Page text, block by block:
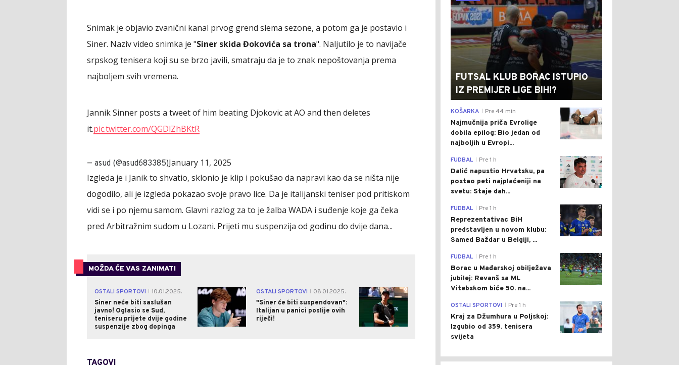
Snimak je objavio zvanični kanal prvog grend slema sezone, a potom ga je postavio i
Siner. Naziv video snimka je "Siner skida Đokovića sa trona". Naljutilo je to navijače
srpskog tenisera koji su se brzo javili, smatraju da je to znak nepoštovanja prema
najboljem svih vremena.
Jannik Sinner posts a tweet of him beating Djokovic at AO and then deletes
it.pic.twitter.com/QGDlZhBKtR
— asud (@asud683385)January 11, 2025
Izgleda je i Janik to shvatio, sklonio je klip i pokušao da napravi kao da se ništa nije
dogodilo, ali je izgleda pokazao svoje pravo lice. Da je italijanski teniser pod pritiskom
vidi se i po njemu samom. Glavni razlog za to je žalba WADA i suđenje koje ga čeka
pred Arbitražnim sudom u Lozani. Prijeti mu suspenzija od godinu do dvije dana...
MOŽDA ĆE VAS ZANIMATI
OSTALI SPORTOVI
10.01.2025.
Siner neće biti saslušan
javno! Oglasio se Sud,
teniseru prijete dvije godine
suspenzije zbog dopinga
0 OSTALI SPORTOVI
08.01.2025.
"Siner će biti suspendovan":
Italijan u panici poslije ovih
riječi!
0
TAGOVI
FUTSAL KLUB BORAC ISTUPIO
IZ PREMIJER LIGE BIH!?
0
KOŠARKA Pre 44 min
Najmučnija priča Evrolige
dobila epilog: Bio jedan od
najboljih u Evropi...
0
FUDBAL Pre 1 h
Dalić napustio Hrvatsku, pa
postao peti najplaćeniji na
svetu: Staje dah...
0
FUDBAL Pre 1 h
Reprezentativac BiH
predstavljen u novom klubu:
Samed Baždar u Belgiji, ...
0
FUDBAL Pre 1 h
Borac u Mađarskoj obilježava
jubilej: Revanš sa ML
Vitebskom biće 50. na...
0
OSTALI SPORTOVI Pre 1 h
Kraj za Džumhura u Poljskoj:
Izgubio od 359. tenisera
svijeta